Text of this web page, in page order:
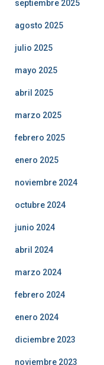
septiembre 2025
agosto 2025
julio 2025
mayo 2025
abril 2025
marzo 2025
febrero 2025
enero 2025
noviembre 2024
octubre 2024
junio 2024
abril 2024
marzo 2024
febrero 2024
enero 2024
diciembre 2023
noviembre 2023